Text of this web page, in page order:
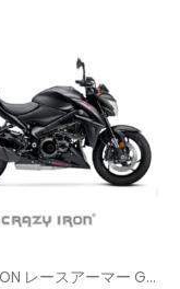
CRAZY IRON レースアーマー GSX-S1000 / KATANA